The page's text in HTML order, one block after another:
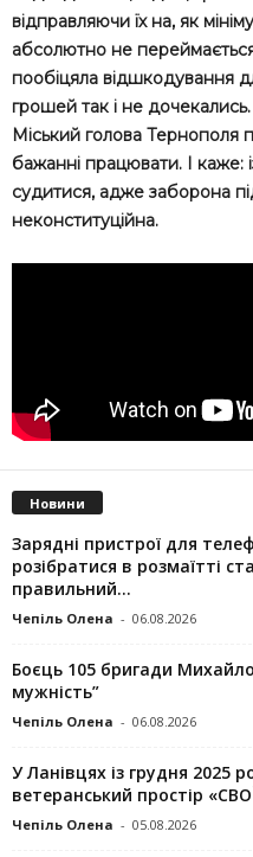
відправляючи їх на, як
абсолютно не
пообіцяла відшкодування
грошей так і не дочекались.
Міський голова Тернополя
бажанні працювати. І каже:
судитися, адже заборона
неконституційна.
Новини
Зарядні пристрої для
розібратися в розмаїтті
правильний...
Чепіль Олена - 06.08.2026
Боєць 105 бригади
мужність”
Чепіль Олена - 06.08.2026
У Ланівцях із грудня 2025
ветеранський простір
Чепіль Олена - 05.08.2026